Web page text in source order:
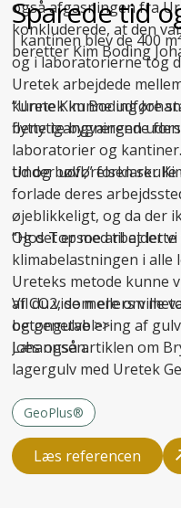
også afgasningen fra
konkluderede, at den
beretter Kim Boding
Sparede tid
I kantinen blev de 400
og i laboratorierne tog
Uretek arbejdede
kunne Kim Boding
benytte bygningen
“Uretek kunne udføre
flytte igangværende
laboratorier og
tid og bøvl,” forklarer
Under udførelsen
forlade deres
øjeblikkeligt, og da der
Og det er med til at
“Hos Topsoe arbejder
klimabelastningen i alle
Ureteks metode kunne
af CO2, som ellers ville
og genetablering af
Johannsen.
Vil du vide mere om
betongulve>>
Læs også artiklen om
lagergulv med Uretek
GeoPlus®
Læs referencen